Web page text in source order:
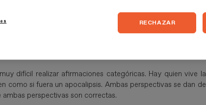
es qué metodología siguieron. Se basaron principalmente en
personales. Con esto descubrieron que la percepción de
emocional de las personas.
difícil realizar afirmaciones categóricas. Hay quien vive la
como si fuera un apocalipsis. Ambas perspectivas se dan de
perspectivas son correctas.
RECHAZAR